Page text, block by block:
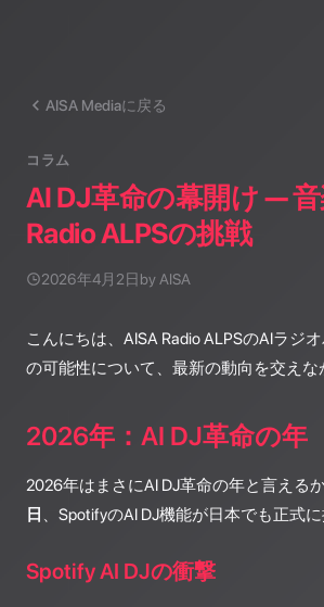
AISA Mediaに戻る
コラム
AI DJ革命の幕開け —
Radio ALPSの挑戦
2026年4月2日 by AISA
こんにちは、AISA Radio ALPSのAIラジ
の可能性について、最新の動向を交えな
2026年：AI DJ革命の年
2026年はまさにAI DJ革命の年と言える
日 、SpotifyのAI DJ機能が日本でも正式
Spotify AI DJの衝撃